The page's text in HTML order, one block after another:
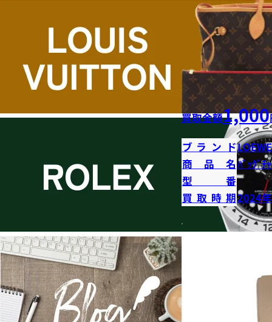
買取金額1,000
ブランドLOEWE
商品名ﾊﾞｯｸﾞﾁ
型番
買取時期2024